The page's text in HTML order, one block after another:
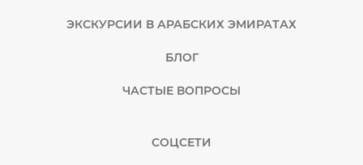
ЭКСКУРСИИ В АРАБСКИХ ЭМИРАТАХ
БЛОГ
ЧАСТЫЕ ВОПРОСЫ
СОЦСЕТИ